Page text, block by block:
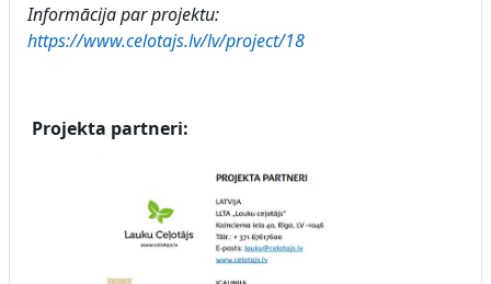
Informācija par projektu:
https://www.celotajs.lv/lv/project/18
Projekta partneri: